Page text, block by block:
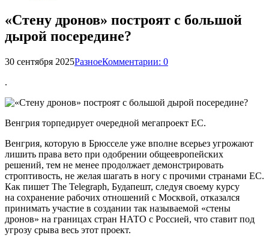
«Стену дронов» построят с большой
дырой посередине?
30 сентября 2025РазноеКомментарии: 0
.
Венгрия торпедирует очередной мегапроект ЕС.
Венгрия, которую в Брюсселе уже вполне всерьез угрожают
лишить права вето при одобрении общеевропейских
решений, тем не менее продолжает демонстрировать
строптивость, не желая шагать в ногу с прочими странами ЕС.
Как пишет The Telegraph, Будапешт, следуя своему курсу
на сохранение рабочих отношений с Москвой, отказался
принимать участие в создании так называемой «стены
дронов» на границах стран НАТО с Россией, что ставит под
угрозу срыва весь этот проект.